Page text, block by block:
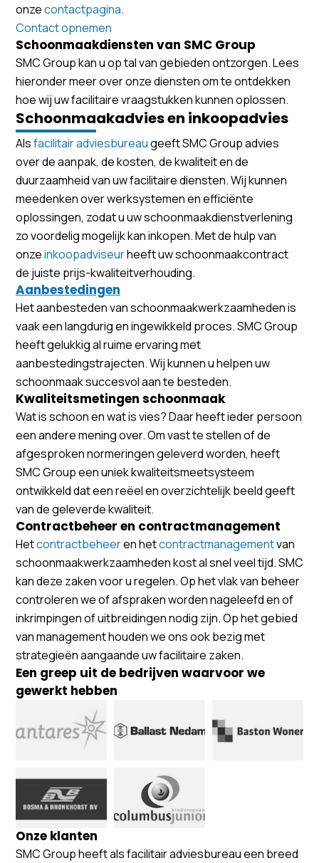
onzecontactpagina.
Contact opnemen
Schoonmaakdiensten van SMC Group
SMC Group kan u op tal van gebieden ontzorgen. Lees
hieronder meer over onze diensten om te ontdekken
hoe wij uw facilitaire vraagstukken kunnen oplossen.
Schoonmaakadvies en inkoopadvies
Alsfacilitair adviesbureaugeeft SMC Group advies
over de aanpak, de kosten, de kwaliteit en de
duurzaamheid van uw facilitaire diensten. Wij kunnen
meedenken over werksystemen en efficiënte
oplossingen, zodat u uw schoonmaakdienstverlening
zo voordelig mogelijk kan inkopen. Met de hulp van
onzeinkoopadviseurheeft uw schoonmaakcontract
de juiste prijs-kwaliteitverhouding.
Aanbestedingen
Het aanbesteden van schoonmaakwerkzaamheden is
vaak een langdurig en ingewikkeld proces. SMC Group
heeft gelukkig al ruime ervaring met
aanbestedingstrajecten. Wij kunnen u helpen uw
schoonmaak succesvol aan te besteden.
Kwaliteitsmetingen schoonmaak
Wat is schoon en wat is vies? Daar heeft ieder persoon
een andere mening over. Om vast te stellen of de
afgesproken normeringen geleverd worden, heeft
SMC Group een uniek kwaliteitsmeetsysteem
ontwikkeld dat een reëel en overzichtelijk beeld geeft
van de geleverde kwaliteit.
Contractbeheer en contractmanagement
Hetcontractbeheeren hetcontractmanagementvan
schoonmaakwerkzaamheden kost al snel veel tijd. SMC
kan deze zaken voor u regelen. Op het vlak van beheer
controleren we of afspraken worden nageleefd en of
inkrimpingen of uitbreidingen nodig zijn. Op het gebied
van management houden we ons ook bezig met
strategieën aangaande uw facilitaire zaken.
Een greep uit de bedrijven waarvoor we
gewerkt hebben
Onze klanten
SMC Group heeft als facilitair adviesbureau een breed